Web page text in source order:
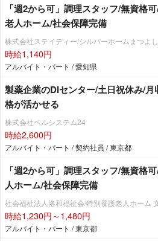
「週2から可」調理スタッフ/無資格
老人ホーム/社会保障完備
株式会社ステイディー/シルバーホームまつよし
時給1,140円
アルバイト・パート / 愛知県
製薬企業のDIセンター/土日祝休み/
格が活かせる
株式会社ベルシステム24
時給2,600円
アルバイト・パート / 契約社員 / 東京都
「週2から可」調理スタッフ/無資格
人ホーム/社会保障完備
社会福祉法人洛和福祉会/特別養護老人ホーム
時給1,230円～1,480円
アルバイト・パート / 東京都